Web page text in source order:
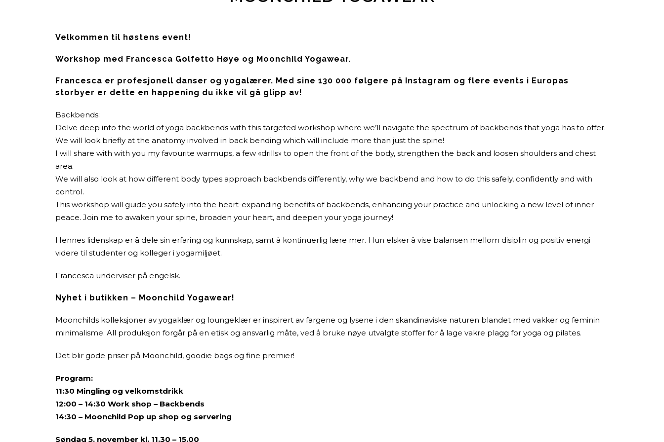
Velkommen til høstens event!
Workshop med Francesca Golfetto Høye og Moonchild Yogawear.
Francesca er profesjonell danser og yogalærer. Med sine 130 000 følgere på Instagram og flere events i Europas
storbyer er dette en happening du ikke vil gå glipp av!
Backbends:
Delve deep into the world of yoga backbends with this targeted workshop where we’ll navigate the spectrum of backbends that yoga has to offer.
We will look briefly at the anatomy involved in back bending which will include more than just the spine!
I will share with with you my favourite warmups, a few «drills» to open the front of the body, strengthen the back and loosen shoulders and chest
area.
We will also look at how different body types approach backbends differently, why we backbend and how to do this safely, confidently and with
control.
This workshop will guide you safely into the heart-expanding benefits of backbends, enhancing your practice and unlocking a new level of inner
peace. Join me to awaken your spine, broaden your heart, and deepen your yoga journey!
Hennes lidenskap er å dele sin erfaring og kunnskap, samt å kontinuerlig lære mer. Hun elsker å vise balansen mellom disiplin og positiv energi
videre til studenter og kolleger i yogamiljøet.
Francesca underviser på engelsk.
Nyhet i butikken – Moonchild Yogawear!
Moonchilds kolleksjoner av yogaklær og loungeklær er inspirert av fargene og lysene i den skandinaviske naturen blandet med vakker og feminin
minimalisme. All produksjon forgår på en etisk og ansvarlig måte, ved å bruke nøye utvalgte stoffer for å lage vakre plagg for yoga og pilates.
Det blir gode priser på Moonchild, goodie bags og fine premier!
Program:
11:30 Mingling og velkomstdrikk
12:00 – 14:30 Work shop – Backbends
14:30 – Moonchild Pop up shop og servering
Søndag 5. november kl. 11.30 – 15.00